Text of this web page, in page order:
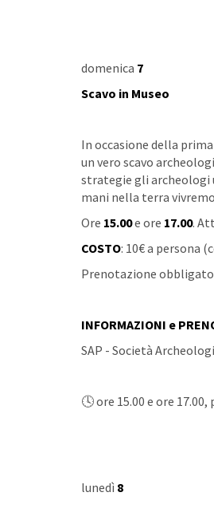
domenica 7
Scavo in Museo
In occasione della
un vero scavo
strategie gli archeologi
mani nella terra
Ore 15.00e ore 17.00.
COSTO: 10€ a persona
Prenotazione
INFORMAZIONI e
SAP - Società
🕓 ore 15.00 e ore
lunedì 8